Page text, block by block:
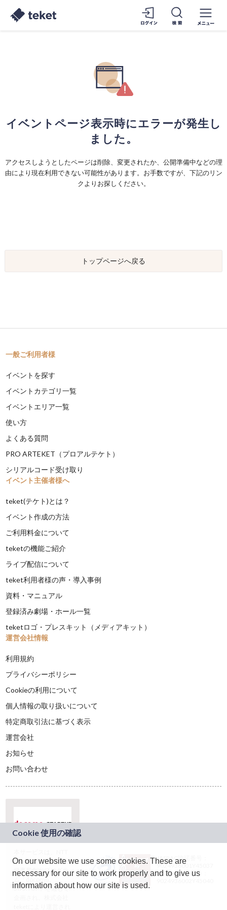
イベントページ表示時にエラーが発生し
ました。
アクセスしようとしたページは削除、変更されたか、公開準備中などの理
由により現在利用できない可能性があります。お手数ですが、下記のリン
クよりお探しください。
トップページへ戻る
一般ご利用者様
イベントを探す
イベントカテゴリ一覧
イベントエリア一覧
使い方
よくある質問
PRO ARTEKET（プロアルテケト）
シリアルコード受け取り
イベント主催者様へ
teket(テケト)とは？
イベント作成の方法
ご利用料金について
teketの機能ご紹介
ライブ配信について
teket利用者様の声・導入事例
資料・マニュアル
登録済み劇場・ホール一覧
teketロゴ・プレスキット（メディアキット）
運営会社情報
利用規約
プライバシーポリシー
Cookieの利用について
個人情報の取り扱いについて
特定商取引法に基づく表示
運営会社
お知らせ
お問い合わせ
ドコモグループの新
規事業創出プログラ
ム「docomo
STARTUP」を通じて
JASRAC許諾番号：
9024936001Y45037
JASRAC許諾番号：
On our website we use some cookies. These are
necessary for our site to work properly and to give us
information about how our site is used.